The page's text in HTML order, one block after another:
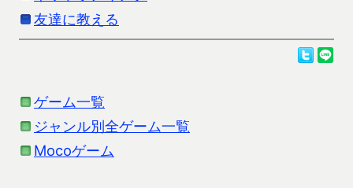
麻雀にボウリングが合体したゲームです。
牌をピンに見立てて手を作り、和了れば選んだ牌が
良い手で和了ればボウリングの高スコアにつながり
ます！
Androidをお使いの方
の方のダウンロードをお願いし
iPhoneをお使いの方
麻雀ゲーム全7集
ます。
友達に教える
ゲーム一覧
ジャンル別全ゲーム一覧
Mocoゲーム